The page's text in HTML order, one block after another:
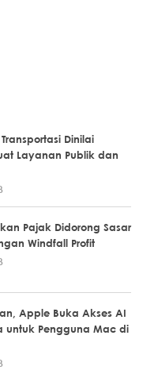
Dinilai
Layanan Publik dan
Pajak Didorong Sasar
Windfall Profit
Apple Buka Akses AI
untuk Pengguna Mac di